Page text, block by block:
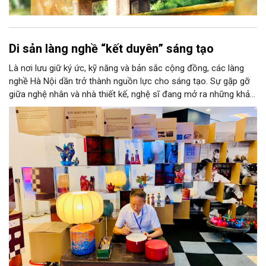
Di sản làng nghề “kết duyên” sáng tạo
Là nơi lưu giữ ký ức, kỹ năng và bản sắc cộng đồng, các làng
nghề Hà Nội dần trở thành nguồn lực cho sáng tạo. Sự gặp gỡ
giữa nghệ nhân và nhà thiết kế, nghệ sĩ đang mở ra những khả
năng phát triển mới cho thủ công đương đại trên nền tảng di
sản. Từ những cuộc “kết duyên” đầy cảm hứng ấy, Hà Nội đang
khơi thông mạch ngầm của hệ sinh thái thủ công, biến vốn cổ
thành động lực bền vững cho tương lai.